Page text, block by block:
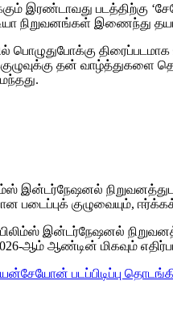
இரண்டாவது
நிறுவனங்கள் இணைந்து
திரைப்படமாக
தன் வாழ்த்துகளை
இன்டர்நேஷனல்
குழுவையும்,
இன்டர்நேஷனல்
ஆண்டின் மிகவும்
சேயோன் படப்பிடிப்பு